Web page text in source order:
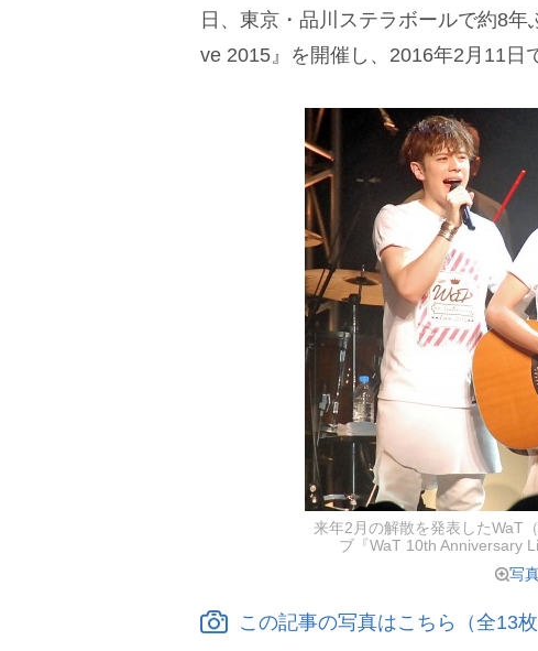
日、東京・品川ステラボールで約8
ve 2015』を開催し、2016年2月11日
来年2月の解散を発表したWaT
ブ『WaT 10th Anniversary
写
この記事の写真はこちら（全13枚